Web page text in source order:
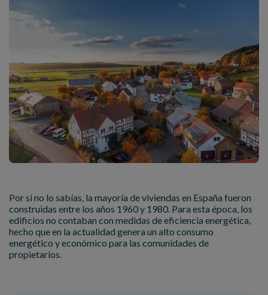
Por si no lo sabías, la mayoría de viviendas en España fueron
construidas entre los años 1960 y 1980. Para esta época, los
edificios no contaban con medidas de eficiencia energética,
hecho que en la actualidad genera un alto consumo
energético y económico para las comunidades de
propietarios.